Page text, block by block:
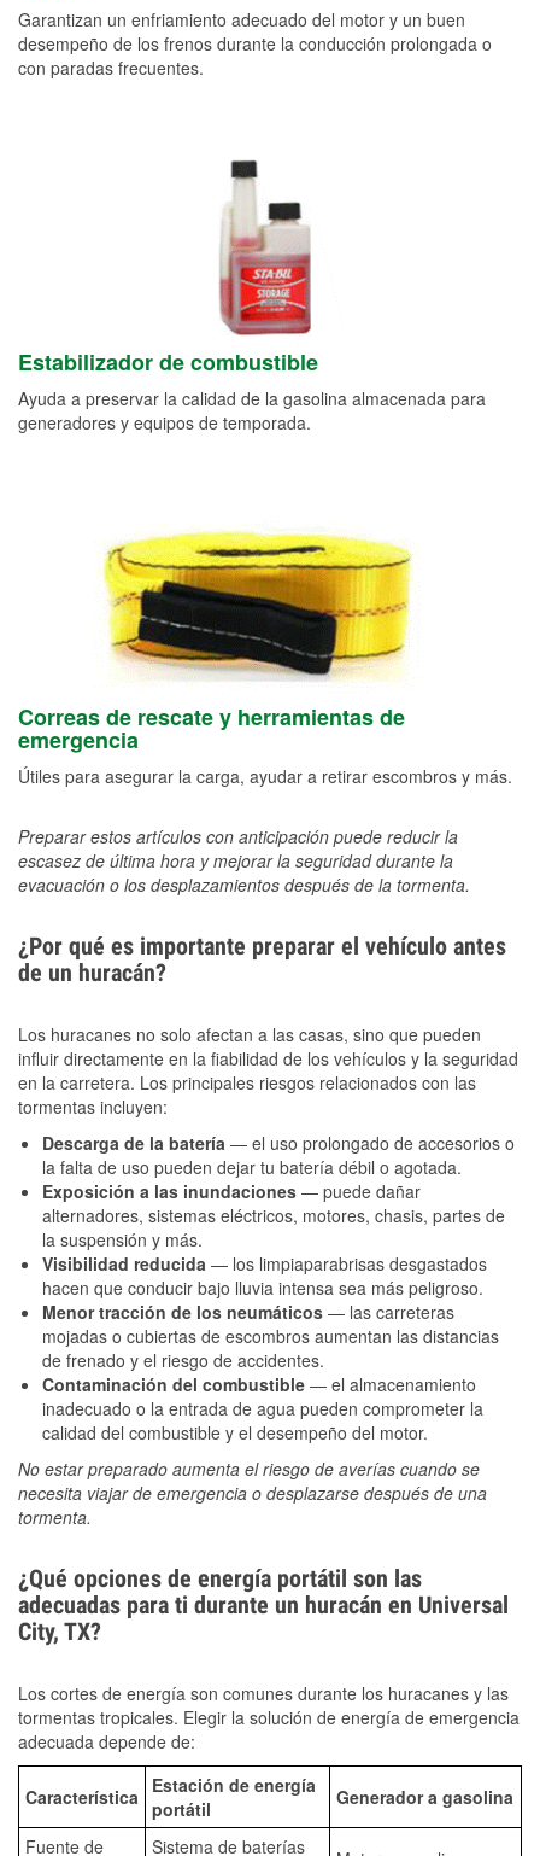
Garantizan un enfriamiento adecuado del motor y un buen
desempeño de los frenos durante la conducción prolongada o
con paradas frecuentes.
Estabilizador de combustible
Ayuda a preservar la calidad de la gasolina almacenada para
generadores y equipos de temporada.
Correas de rescate y herramientas de
emergencia
Útiles para asegurar la carga, ayudar a retirar escombros y más.
Preparar estos artículos con anticipación puede reducir la
escasez de última hora y mejorar la seguridad durante la
evacuación o los desplazamientos después de la tormenta.
¿Por qué es importante preparar el vehículo antes
de un huracán?
Los huracanes no solo afectan a las casas, sino que pueden
influir directamente en la fiabilidad de los vehículos y la seguridad
en la carretera. Los principales riesgos relacionados con las
tormentas incluyen:
Descarga de la batería — el uso prolongado de accesorios o
la falta de uso pueden dejar tu batería débil o agotada.
Exposición a las inundaciones — puede dañar
alternadores, sistemas eléctricos, motores, chasis, partes de
la suspensión y más.
Visibilidad reducida — los limpiaparabrisas desgastados
hacen que conducir bajo lluvia intensa sea más peligroso.
Menor tracción de los neumáticos — las carreteras
mojadas o cubiertas de escombros aumentan las distancias
de frenado y el riesgo de accidentes.
Contaminación del combustible — el almacenamiento
inadecuado o la entrada de agua pueden comprometer la
calidad del combustible y el desempeño del motor.
No estar preparado aumenta el riesgo de averías cuando se
necesita viajar de emergencia o desplazarse después de una
tormenta.
¿Qué opciones de energía portátil son las
adecuadas para ti durante un huracán en Universal
City, TX?
Los cortes de energía son comunes durante los huracanes y las
tormentas tropicales. Elegir la solución de energía de emergencia
adecuada depende de:
Característica
Estación de energía
portátil
Generador a gasolina
Fuente de Sistema de baterías